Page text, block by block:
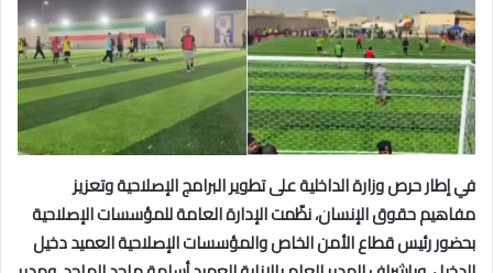
في إطار حرص وزارة الداخلية على تطوير البرامج الإصلاحية وتعزيز
مفاهيم حقوق الإنسان، نظّمت الإدارة العامة للمؤسسات الإصلاحية
بحضور رئيس قطاع الأمن الخاص والمؤسسات الإصلاحية العميد دخيل